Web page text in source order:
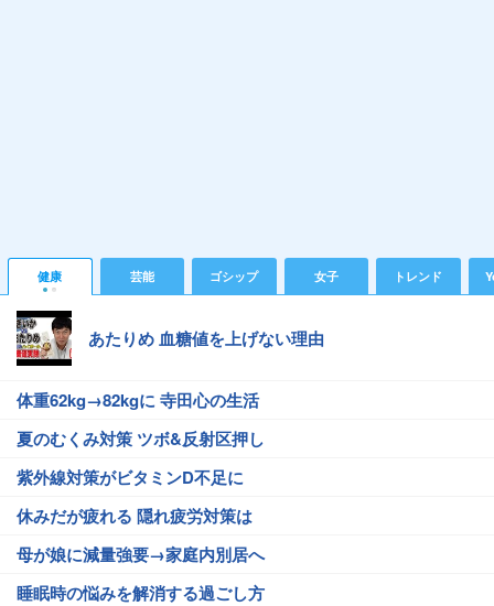
健康 芸能 ゴシップ 女子 トレンド
あたりめ 血糖値を上げない理由
体重62kg→82kgに 寺田心の生活
夏のむくみ対策 ツボ&反射区押し
紫外線対策がビタミンD不足に
休みだが疲れる 隠れ疲労対策は
母が娘に減量強要→家庭内別居へ
睡眠時の悩みを解消する過ごし方